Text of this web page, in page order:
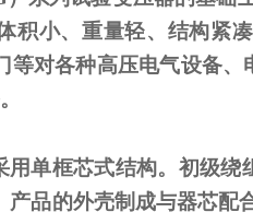
积小、重量轻、结构紧
等对各种高压电气设备
单框芯式结构。初级绕
产品的外壳制成与器芯配